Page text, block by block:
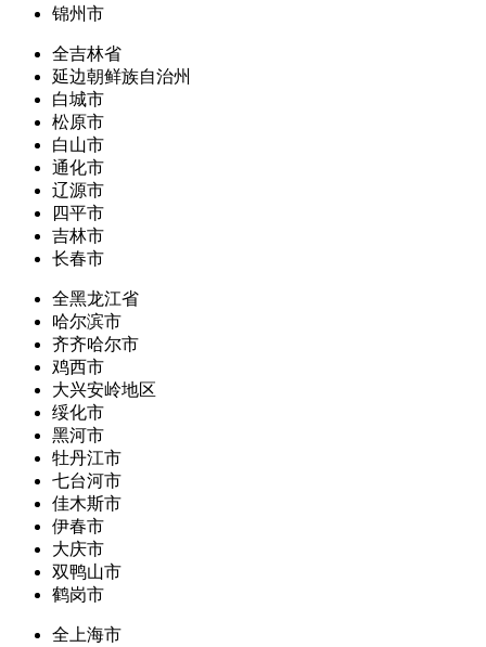
锦州市
全吉林省
延边朝鲜族自治州
白城市
松原市
白山市
通化市
辽源市
四平市
吉林市
长春市
全黑龙江省
哈尔滨市
齐齐哈尔市
鸡西市
大兴安岭地区
绥化市
黑河市
牡丹江市
七台河市
佳木斯市
伊春市
大庆市
双鸭山市
鹤岗市
全上海市